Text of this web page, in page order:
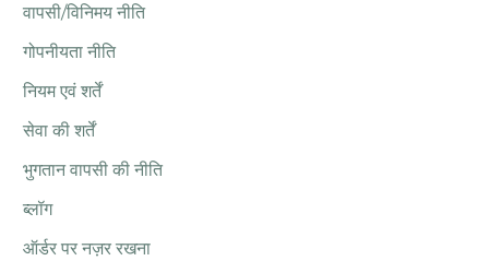
वापसी/विनिमय नीति
गोपनीयता नीति
नियम एवं शर्तें
सेवा की शर्तें
भुगतान वापसी की नीति
ब्लॉग
ऑर्डर पर नज़र रखना